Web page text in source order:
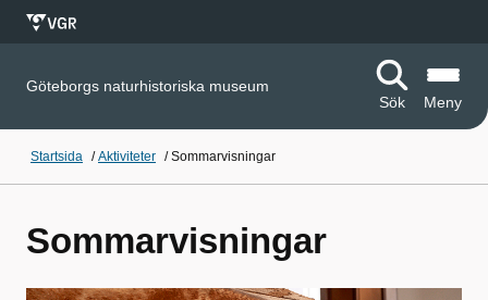
Göteborgs naturhistoriska museum
Sök
Meny
Startsida /Aktiviteter /Sommarvisningar
Sommarvisningar